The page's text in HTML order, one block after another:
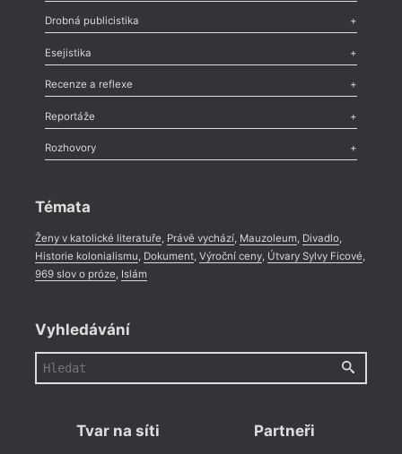
Poezie,Próza,Dokumenty
Drobná publicistika
Odlesk
Nekrolog,Glosa,Sloupek,Pozvánka,Literární soutěž,
Esejistika
Esej ,Pádlo,Úvaha
Recenze a reflexe
Recenze
Méně slov o próze,Celá rubrika
Reportáže
Literární zítřky
Celá rubrika
Rozhovory
Témata
Ženy v katolické literatuře, Právě vychází, Mauzoleum, Divadlo,
Historie kolonialismu, Dokument, Výroční ceny, Útvary Sylvy Ficové,
969 slov o próze, Islám
Vyhledávání
Tvar na síti Partneři